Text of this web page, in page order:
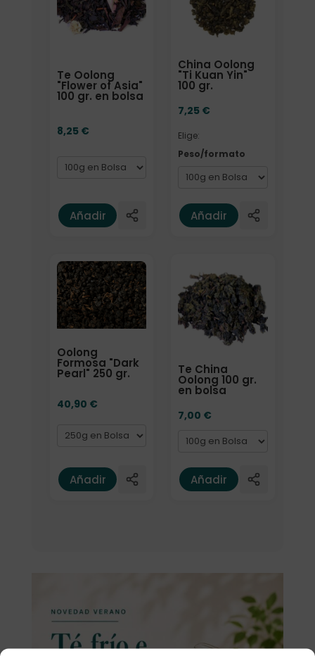
Te Oolong
"Flower of Asia"
100 gr. en bolsa
8,25 €
Añadir
China Oolong
"Ti Kuan Yin"
100 gr.
7,25 €
Elige:
Peso/formato
Añadir
Oolong
Formosa "Dark
Pearl" 250 gr.
40,90 €
Formato
Añadir
Te China
Oolong 100 gr.
en bolsa
7,00 €
Formato
Añadir